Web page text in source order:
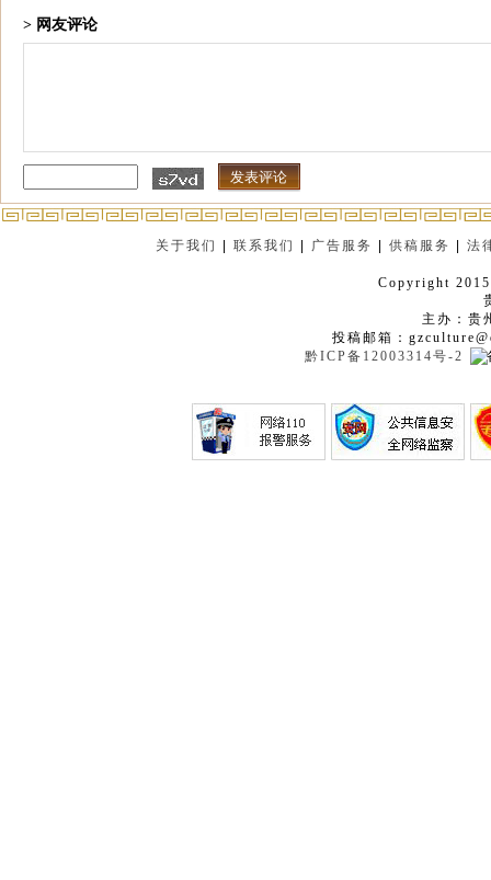
> 网友评论
关于我们 |联系我们 广告服务 |供稿服务 |法
Copyright
主办：贵
投稿邮箱：
黔ICP备12003314号-2